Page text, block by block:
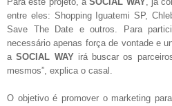
entre eles: Shopping Iguatemi SP,
Save The Date e outros. Para
necessário apenas força de vontade e
aSOCIAL WAY irá buscar os
mesmos”, explica o casal.
O objetivo é promover o marketing